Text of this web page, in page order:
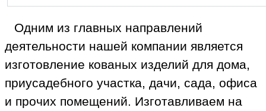
Одним из главных направлений
деятельности нашей компании является
изготовление кованых изделий для дома,
приусадебного участка, дачи, сада, офиса
и прочих помещений. Изготавливаем на